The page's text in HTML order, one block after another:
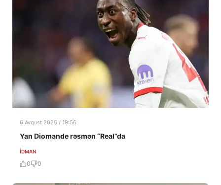
6 Avqust 2026 / 19:56
Yan Diomande rəsmən “Real”da
İDMAN
0 0